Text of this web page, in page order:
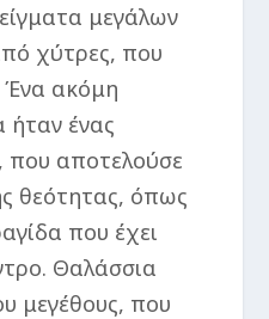
μεγάλων
χύτρες, που
Ένα ακόμη
ήταν ένας
που αποτελούσε
θεότητας, όπως
που έχει
Θαλάσσια
μεγέθους, που